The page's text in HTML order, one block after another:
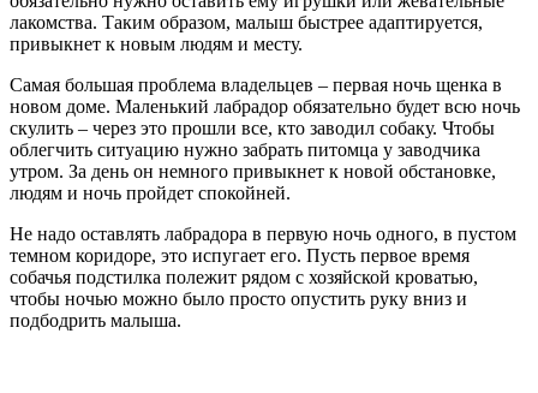
лакомства. Таким образом, малыш быстрее адаптируется,
привыкнет к новым людям и месту.
Самая большая проблема владельцев – первая ночь щенка в
новом доме. Маленький лабрадор обязательно будет всю ночь
скулить – через это прошли все, кто заводил собаку. Чтобы
облегчить ситуацию нужно забрать питомца у заводчика
утром. За день он немного привыкнет к новой обстановке,
людям и ночь пройдет спокойней.
Не надо оставлять лабрадора в первую ночь одного, в пустом
темном коридоре, это испугает его. Пусть первое время
собачья подстилка полежит рядом с хозяйской кроватью,
чтобы ночью можно было просто опустить руку вниз и
подбодрить малыша.